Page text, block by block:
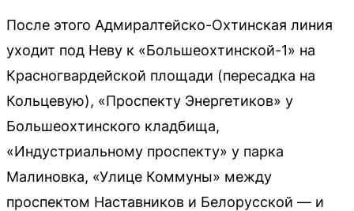
После этого Адмиралтейско-Охтинская линия
уходит под Неву к «Большеохтинской-1» на
Красногвардейской площади (пересадка на
Кольцевую), «Проспекту Энергетиков» у
Большеохтинского кладбища,
«Индустриальному проспекту» у парка
Малиновка, «Улице Коммуны» между
проспектом Наставников и Белорусской — и